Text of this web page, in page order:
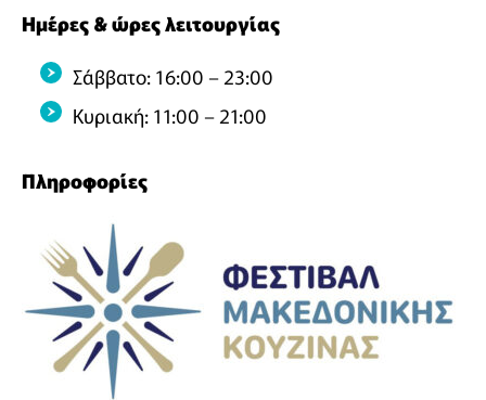
Ημέρες & ώρες λειτουργίας
Σάββατο: 16:00 – 23:00
Κυριακή: 11:00 – 21:00
Πληροφορίες